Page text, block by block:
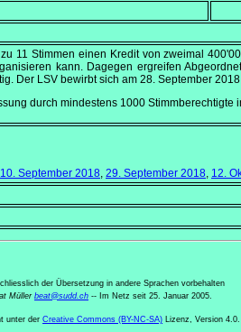
11 Stimmen einen Kredit von zweimal
kann. Dagegen ergreifen
Der LSV bewirbt sich am 28. September 2018
durch mindestens 1000
10. September 2018, 29. September 2018, 12.
der Übersetzung in andere Sprachen vorbehalten
Müllerbeat@sudd.ch -- Im Netz seit 25. Januar 2005.
unter der Creative Commons (BY-NC-SA) Lizenz, Version 4.0.